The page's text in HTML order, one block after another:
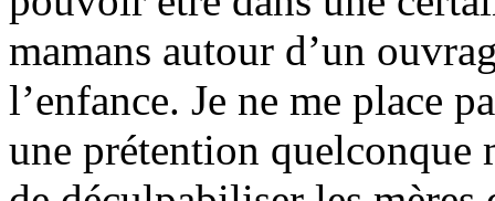
mamans autour d’un
l’enfance. Je ne me place
une prétention quelconque